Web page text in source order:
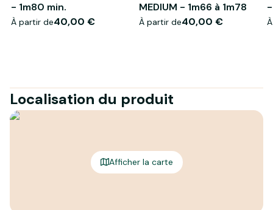
- 1m80 min.
À partir de40,00 €
MEDIUM - 1m66 à 1m78
À partir de40,00 €
-
Localisation du produit
Afficher la carte